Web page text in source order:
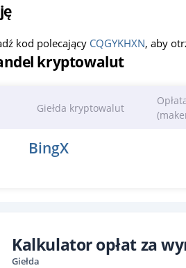
kod polecający CQGYKHXN, aby
kryptowalut
Giełda kryptowalut
BingX
Kalkulator opłat za
Giełda